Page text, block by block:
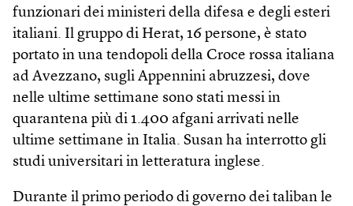
funzionari dei ministeri della difesa e degli esteri
italiani. Il gruppo di Herat, 16 persone, è stato
portato in una tendopoli della Croce rossa italiana
ad Avezzano, sugli Appennini abruzzesi, dove
nelle ultime settimane sono stati messi in
quarantena più di 1.400 afgani arrivati nelle
ultime settimane in Italia. Susan ha interrotto gli
studi universitari in letteratura inglese.
Durante il primo periodo di governo dei taliban le